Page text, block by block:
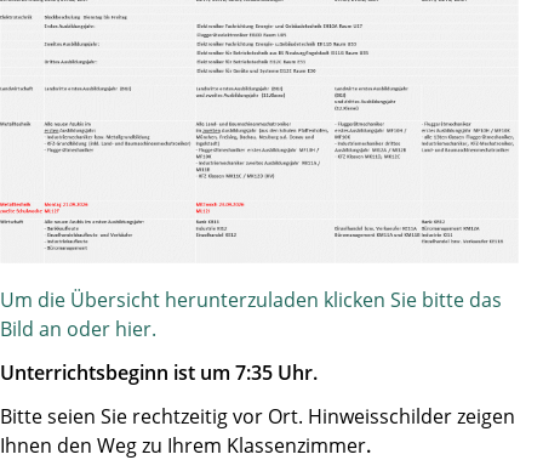
Um die Übersicht herunterzuladen klicken Sie bitte das
Bild an oder hier.
Unterrichtsbeginn ist um 7:35 Uhr.
Bitte seien Sie rechtzeitig vor Ort. Hinweisschilder zeigen
Ihnen den Weg zu Ihrem Klassenzimmer.